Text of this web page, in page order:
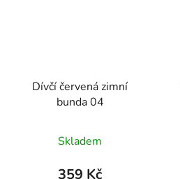
Dívčí červená zimní
bunda 04
Skladem
359 Kč